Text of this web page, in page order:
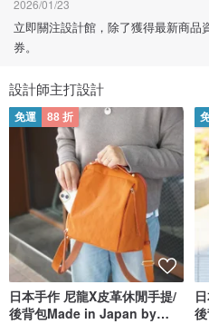
2026/01/23
立即關注設計館，除了獲得最新商
券。
設計師主打設計
免運 88 折
日本手作 尼龍X皮革休閒手提/
後背包Made in Japan by